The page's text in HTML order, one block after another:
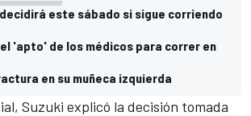
este sábado si sigue corriendo
'apto' de los médicos para correr en
en su muñeca izquierda
Suzuki explicó la decisión tomada